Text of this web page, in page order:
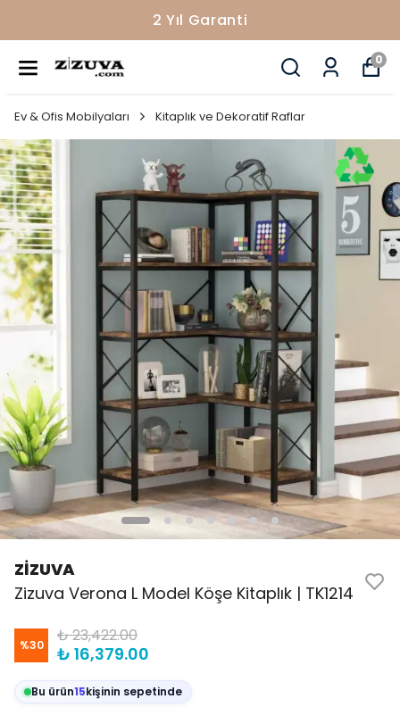
2 Yıl Garanti
0
Ev & Ofis Mobilyaları Kitaplık ve Dekoratif Raflar
ZİZUVA
Zizuva Verona L Model Köşe Kitaplık | TK1214
%30 ₺ 23,422.00
₺ 16,379.00
Bu ürün15kişinin sepetinde